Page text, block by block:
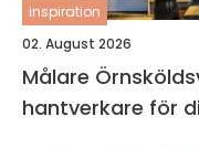
inspiration
02. August 2026
Målare Örnsköldsvik så väljer
hantverkare för